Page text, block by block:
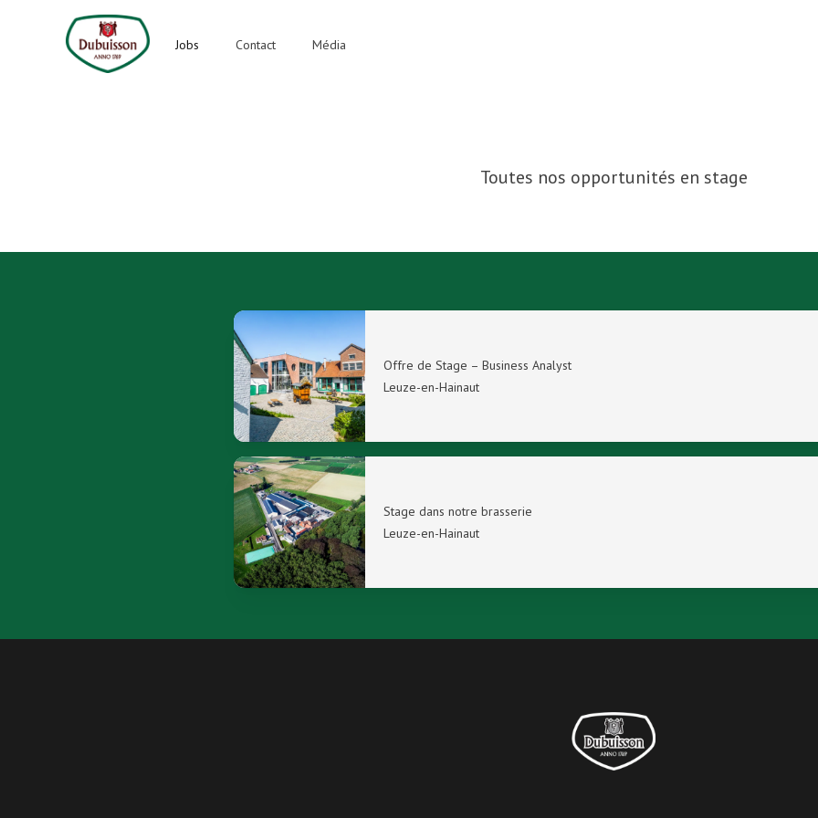
Dubuisson
Jobs Contact Média
Toutes nos opportunités en stage
Offre de Stage – Business Analyst
Leuze-en-Hainaut
Stage dans notre brasserie
Leuze-en-Hainaut
Dubuisson